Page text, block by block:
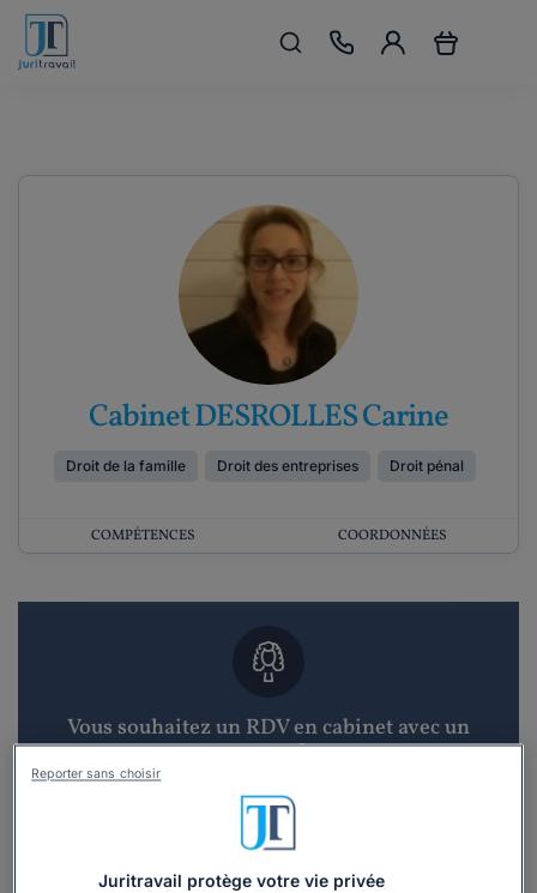
Cabinet DESROLLES Carine
Droit de la famille Droit des entreprises Droit pénal
COMPÉTENCES COORDONNÉES
Vous souhaitez un RDV en cabinet avec un
avocat ?
Recevoir des devis d'avocats
Juritravail protège votre vie privée
Reporter sans choisir